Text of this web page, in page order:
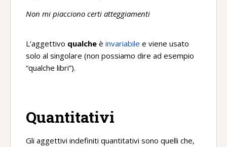
Non mi piacciono certi atteggiamenti
L’aggettivo qualche è invariabile e viene usato
solo al singolare (non possiamo dire ad esempio
“qualche libri”).
Quantitativi
Gli aggettivi indefiniti quantitativi sono quelli che,